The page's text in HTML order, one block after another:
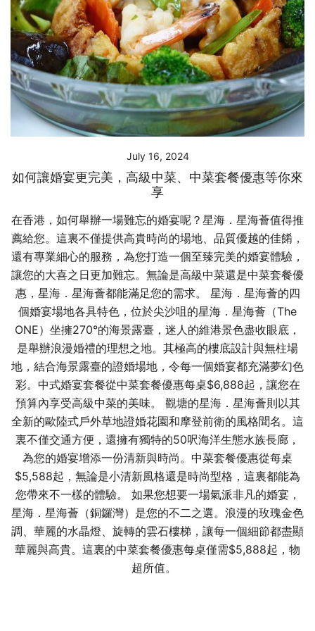
July 16, 2024
如何讓婚宴更完美，高級中菜、中菜套餐優惠等你來
享
在香港，如何舉辦一場難忘的婚宴呢？星海．星海薈值得推
薦給您。這裏不僅提供高貴時尚的場地、品質優越的佳餚，
還有專業細心的服務，為您打造一個至臻完美的婚宴體驗，
讓您的大喜之日更加難忘。無論是高級中菜還是中菜套餐優
惠，星海．星海薈都能滿足您的需求。 星海．星海薈的四
個婚宴場地各具特色，位於尖沙咀的星海．星海薈（The
ONE）坐擁270°的海景露臺，迷人的維港景色盡收眼底，
是舉辦浪漫婚禮的理想之地。其極高的樓底設計與無柱場
地，結合海景露臺的證婚場地，令每一個婚宴都充滿夢幻色
彩。中式婚宴套餐從中菜套餐優惠每桌$6,888起，讓您在
預算內享受高級中菜的美味。 觀塘的星海．星海薈則以其
全新的歐陸式戶外草地證婚花園和摩登前衛的風格聞名。這
裏不僅交通方便，還擁有獨特的50呎海洋生態水族長廊，
為您的婚宴增添一份清新與時尚。中菜套餐優惠從每桌
$5,588起，無論是小清新風格還是時尚型格，這裏都能為
您帶來不一樣的體驗。 如果您想要一場氣派非凡的婚宴，
星海．星海薈（銅鑼灣）是您的不二之選。浪漫的玫瑰金色
調、華麗的水晶燈、旋轉的雲石樓梯，讓每一個細節都盡顯
華麗與高貴。這裏的中菜套餐優惠每桌僅需$5,888起，物
超所值。